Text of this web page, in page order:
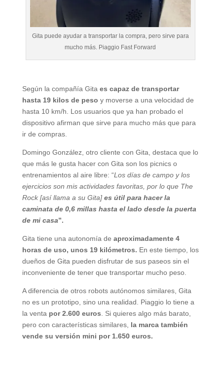
Gita puede ayudar a transportar la compra, pero sirve para
mucho más. Piaggio Fast Forward
Según la compañía Gita es capaz de transportar
hasta 19 kilos de peso y moverse a una velocidad de
hasta 10 km/h. Los usuarios que ya han probado el
dispositivo afirman que sirve para mucho más que para
ir de compras.
Domingo González, otro cliente con Gita, destaca que lo
que más le gusta hacer con Gita son los picnics o
entrenamientos al aire libre: “Los días de campo y los
ejercicios son mis actividades favoritas, por lo que The
Rock [así llama a su Gita] es útil para hacer la
caminata de 0,6 millas hasta el lado desde la puerta
de mi casa”.
Gita tiene una autonomía de aproximadamente 4
horas de uso, unos 19 kilómetros. En este tiempo, los
dueños de Gita pueden disfrutar de sus paseos sin el
inconveniente de tener que transportar mucho peso.
A diferencia de otros robots autónomos similares, Gita
no es un prototipo, sino una realidad. Piaggio lo tiene a
la venta por 2.600 euros . Si quieres algo más barato,
pero con características similares, la marca también
vende su versión mini por 1.650 euros.